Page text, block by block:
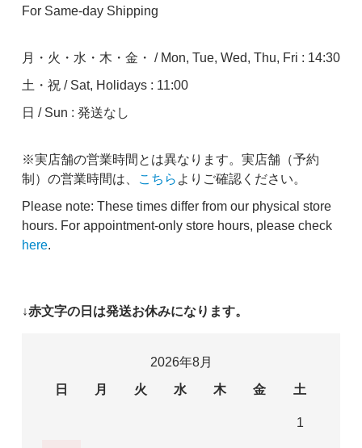
For Same-day Shipping
月・火・水・木・金・ / Mon, Tue, Wed, Thu, Fri : 14:30
土・祝 / Sat, Holidays : 11:00
日 / Sun : 発送なし
※実店舗の営業時間とは異なります。実店舗（予約
制）の営業時間は、
こちら よりご確認ください。
Please note: These times differ from our physical store
hours. For appointment-only store hours, please check
here.
↓赤文字の日は発送お休みになります。
2026年8月
日
月 火 水 木 金 土
1